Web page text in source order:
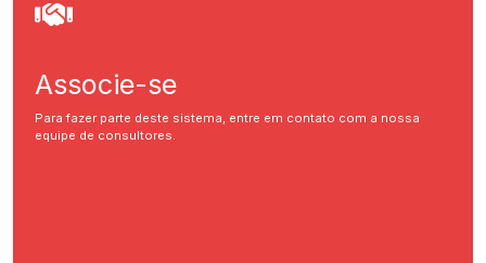
Associe-se
Para fazer parte deste sistema, entre em contato com a nossa
equipe de consultores.